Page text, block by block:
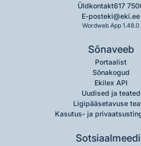
Üldkontakt617
E-posteki@eki.ee
Wordweb App 1.48.0
Sõnaveeb
Portaalist
Sõnakogud
Ekilex API
Uudised ja teated
Ligipääsetavuse
Kasutus- ja